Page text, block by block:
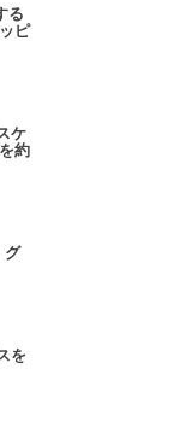
る
ピ
ケ
約
グ
を